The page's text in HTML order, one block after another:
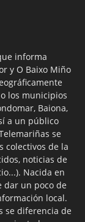
informa
y O Baixo Miño
los municipios
Baiona,
a un público
se
colectivos de la
noticias de
Nacida en
dar un poco de
local.
se diferencia de